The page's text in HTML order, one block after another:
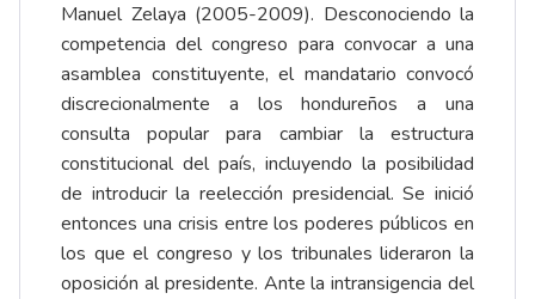
Manuel Zelaya (2005-2009). Desconociendo la
competencia del congreso para convocar a una
asamblea constituyente, el mandatario convocó
discrecionalmente a los hondureños a una
consulta popular para cambiar la estructura
constitucional del país, incluyendo la posibilidad
de introducir la reelección presidencial. Se inició
entonces una crisis entre los poderes públicos en
los que el congreso y los tribunales lideraron la
oposición al presidente. Ante la intransigencia del